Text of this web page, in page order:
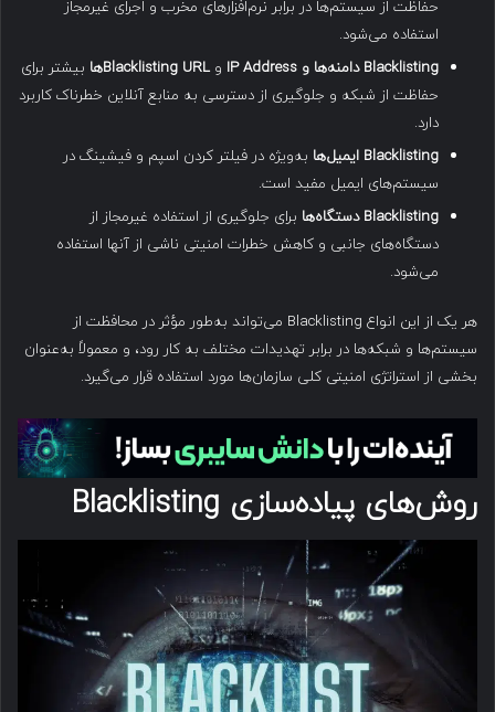
حفاظت از سیستم‌ها در برابر نرم‌افزارهای مخرب و اجرای غیرمجاز
استفاده می‌شود.
Blacklisting دامنه‌ها و وBlacklisting URLها بیشتر برای
حفاظت از شبکه و جلوگیری از دسترسی به منابع آنلاین خطرناک کاربرد
دارد.
Blacklisting ایمیل‌ها به‌ویژه در فیلتر کردن اسپم و فیشینگ در
سیستم‌های ایمیل مفید است.
Blacklisting دستگاه‌ها برای جلوگیری از استفاده غیرمجاز از
دستگاه‌های جانبی و کاهش خطرات امنیتی ناشی از آنها استفاده
می‌شود.
هر یک از این انواع Blacklisting می‌تواند به‌طور مؤثر در محافظت از
سیستم‌ها و شبکه‌ها در برابر تهدیدات مختلف به کار رود، و معمولاً به‌عنوان
بخشی از استراتژی امنیتی کلی سازمان‌ها مورد استفاده قرار می‌گیرد.
روش‌های پیاده‌سازی